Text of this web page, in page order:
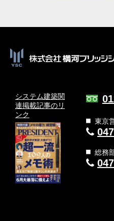
システム建築関
連掲載記事のリ
ンク
東京
総